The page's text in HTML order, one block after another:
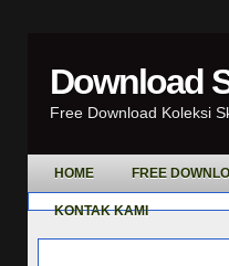
Download
Free Download Koleksi
HOME FREE
KONTAK KAMI